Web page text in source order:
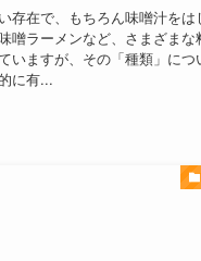
存在で、もちろん味噌汁をは
噌ラーメンなど、さまざまな
いますが、その「種類」につ
に有...